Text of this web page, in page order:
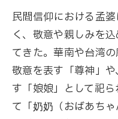
民間信仰における孟
く、敬意や親しみを
てきた。華南や台湾
敬意を表す「尊神」
す「娘娘」として祀
て「奶奶（おばあち